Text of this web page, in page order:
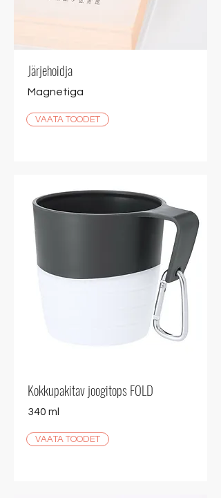
Järjehoidja
Magnetiga
VAATA TOODET
Kokkupakitav joogitops FOLD
340 ml
VAATA TOODET